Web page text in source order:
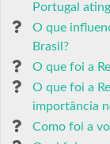
Portugal
O que
Brasil?
O que foi a
O que foi a
importância
Como foi a